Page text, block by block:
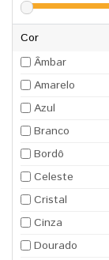
Cor
Âmbar
Amarelo
Azul
Branco
Bordô
Celeste
Cristal
Cinza
Dourado